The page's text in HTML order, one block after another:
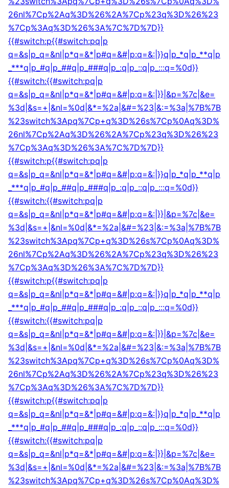
26nl%7Cp%2Aq%3D%26%2A%7Cp%23q%3D%26%23
%7Cp%3Aq%3D%26%3A%7C%7D%7D}}
{{#switch:p{{#switch:pq|p
q=&s|p_q=&nl|p*q=&*|p#q=&#|p:q=&:|}}q|p_*q|p_**q|p
_***q|p_#q|p_##q|p_###q|p_:q|p_::q|p_:::q=%0d}}
{{#switch:{{#switch:pq|p
q=&s|p_q=&nl|p*q=&*|p#q=&#|p:q=&:|}}|&p=%7c|&e=
%3d|&s=+|&nl=%0d|&*=%2a|&#=%23|&:=%3a|%7B%7B
%23switch%3Apq%7Cp+q%3D%26s%7Cp%0Aq%3D%
26nl%7Cp%2Aq%3D%26%2A%7Cp%23q%3D%26%23
%7Cp%3Aq%3D%26%3A%7C%7D%7D}}
{{#switch:p{{#switch:pq|p
q=&s|p_q=&nl|p*q=&*|p#q=&#|p:q=&:|}}q|p_*q|p_**q|p
_***q|p_#q|p_##q|p_###q|p_:q|p_::q|p_:::q=%0d}}
{{#switch:{{#switch:pq|p
q=&s|p_q=&nl|p*q=&*|p#q=&#|p:q=&:|}}|&p=%7c|&e=
%3d|&s=+|&nl=%0d|&*=%2a|&#=%23|&:=%3a|%7B%7B
%23switch%3Apq%7Cp+q%3D%26s%7Cp%0Aq%3D%
26nl%7Cp%2Aq%3D%26%2A%7Cp%23q%3D%26%23
%7Cp%3Aq%3D%26%3A%7C%7D%7D}}
{{#switch:p{{#switch:pq|p
q=&s|p_q=&nl|p*q=&*|p#q=&#|p:q=&:|}}q|p_*q|p_**q|p
_***q|p_#q|p_##q|p_###q|p_:q|p_::q|p_:::q=%0d}}
{{#switch:{{#switch:pq|p
q=&s|p_q=&nl|p*q=&*|p#q=&#|p:q=&:|}}|&p=%7c|&e=
%3d|&s=+|&nl=%0d|&*=%2a|&#=%23|&:=%3a|%7B%7B
%23switch%3Apq%7Cp+q%3D%26s%7Cp%0Aq%3D%
26nl%7Cp%2Aq%3D%26%2A%7Cp%23q%3D%26%23
%7Cp%3Aq%3D%26%3A%7C%7D%7D}}
{{#switch:p{{#switch:pq|p
q=&s|p_q=&nl|p*q=&*|p#q=&#|p:q=&:|}}q|p_*q|p_**q|p
_***q|p_#q|p_##q|p_###q|p_:q|p_::q|p_:::q=%0d}}
{{#switch:{{#switch:pq|p
q=&s|p_q=&nl|p*q=&*|p#q=&#|p:q=&:|}}|&p=%7c|&e=
%3d|&s=+|&nl=%0d|&*=%2a|&#=%23|&:=%3a|%7B%7B
%23switch%3Apq%7Cp+q%3D%26s%7Cp%0Aq%3D%